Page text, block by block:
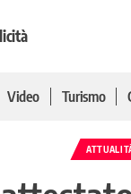
Video Turismo